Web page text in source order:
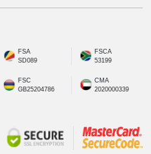
FSA
SD089
FSCA
53199
FSC
GB25204786
CMA
2020000339